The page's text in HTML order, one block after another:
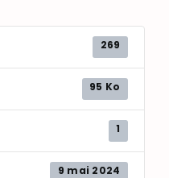
269
95 Ko
1
9 mai 2024